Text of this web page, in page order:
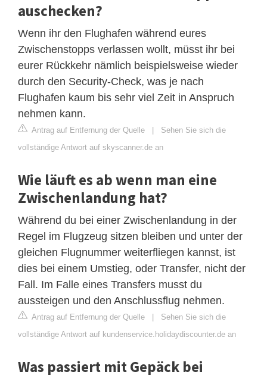
auschecken?
Wenn ihr den Flughafen während eures
Zwischenstopps verlassen wollt, müsst ihr bei
eurer Rückkehr nämlich beispielsweise wieder
durch den Security-Check, was je nach
Flughafen kaum bis sehr viel Zeit in Anspruch
nehmen kann.
Antrag auf Entfernung der Quelle | Sehen Sie sich die
vollständige Antwort auf skyscanner.de an
Wie läuft es ab wenn man eine
Zwischenlandung hat?
Während du bei einer Zwischenlandung in der
Regel im Flugzeug sitzen bleiben und unter der
gleichen Flugnummer weiterfliegen kannst, ist
dies bei einem Umstieg, oder Transfer, nicht der
Fall. Im Falle eines Transfers musst du
aussteigen und den Anschlussflug nehmen.
Antrag auf Entfernung der Quelle | Sehen Sie sich die
vollständige Antwort auf kundenservice.holidaydiscounter.de an
Was passiert mit Gepäck bei